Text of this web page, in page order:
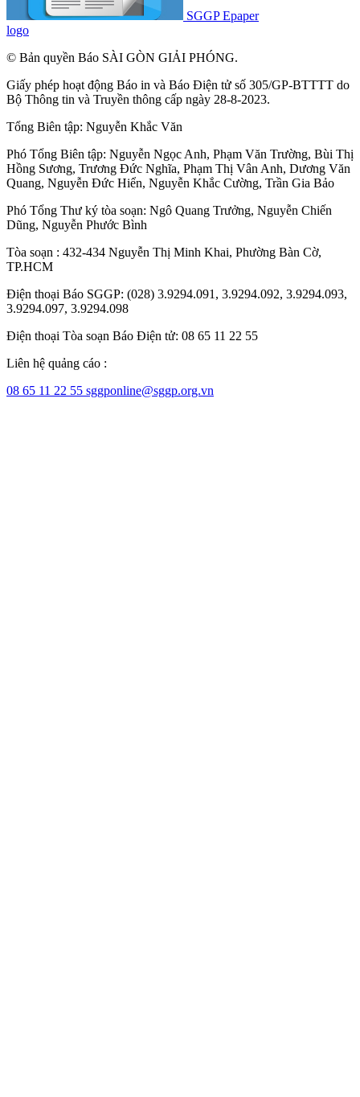
SGGP Epaper
logo
© Bản quyền Báo SÀI GÒN GIẢI PHÓNG.
Giấy phép hoạt động Báo in và Báo Điện tử số 305/GP-BTTTT do
Bộ Thông tin và Truyền thông cấp ngày 28-8-2023.
Tổng Biên tập: Nguyễn Khắc Văn
Phó Tổng Biên tập: Nguyễn Ngọc Anh, Phạm Văn Trường, Bùi Thị
Hồng Sương, Trương Đức Nghĩa, Phạm Thị Vân Anh, Dương Văn
Quang, Nguyễn Đức Hiển, Nguyễn Khắc Cường, Trần Gia Bảo
Phó Tổng Thư ký tòa soạn: Ngô Quang Trưởng, Nguyễn Chiến
Dũng, Nguyễn Phước Bình
Tòa soạn : 432-434 Nguyễn Thị Minh Khai, Phường Bàn Cờ,
TP.HCM
Điện thoại Báo SGGP: (028) 3.9294.091, 3.9294.092, 3.9294.093,
3.9294.097, 3.9294.098
Điện thoại Tòa soạn Báo Điện tử: 08 65 11 22 55
Liên hệ quảng cáo :
08 65 11 22 55 sggponline@sggp.org.vn